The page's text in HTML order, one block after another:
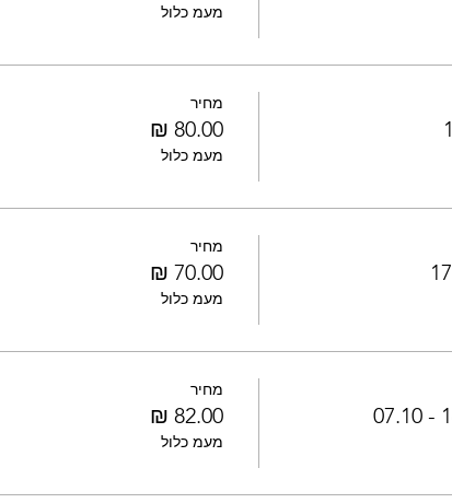
מעמ כלול
מחיר
מעמ כלול
מחיר
מעמ כלול
מחיר
מעמ כלול